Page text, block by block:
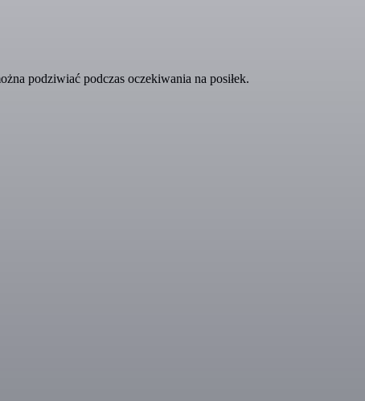
podziwiać podczas oczekiwania na posiłek.